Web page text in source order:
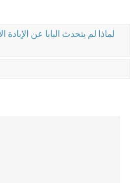
لماذا لم يتحدث البابا عن الإبادة